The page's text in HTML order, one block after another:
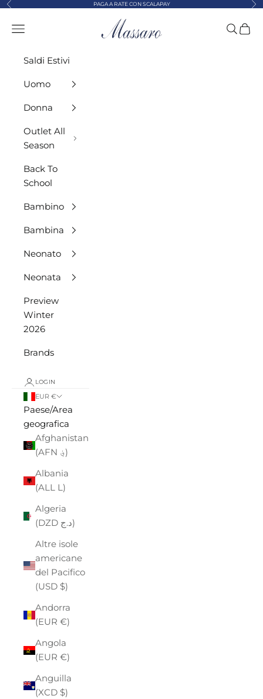
Vai al contenuto
Precedente PAGA A RATE CON SCALAPAY
MASSARO ABBIGLIAMENTO
Menù Cerca
Saldi Estivi
Uomo
Donna
Outlet All
Season
Back To
School
Bambino
Bambina
Neonato
Neonata
Preview
Winter
2026
Brands
LOGIN
EUR €
Paese/Area
geografica
Afghanistan
(AFN ؋)
Albania
(ALL L)
Algeria
(DZD د.ج)
Altre isole
americane
del Pacifico
(USD $)
Andorra
(EUR €)
Angola
(EUR €)
Anguilla
(XCD $)